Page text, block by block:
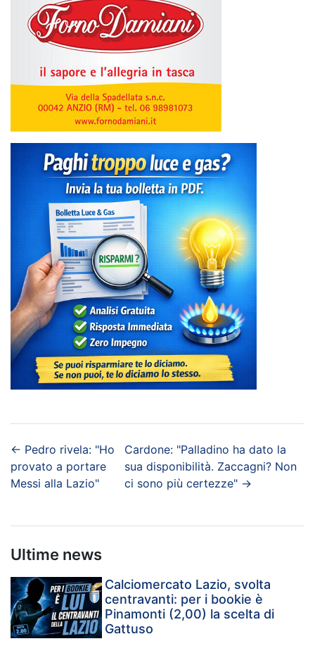
← Pedro rivela: "Ho
provato a portare
Messi alla Lazio"
Cardone: "Palladino ha dato la
sua disponibilità. Zaccagni? Non
ci sono più certezze"→
Ultime news
Calciomercato Lazio, svolta
centravanti: per i bookie è
Pinamonti (2,00) la scelta di
Gattuso